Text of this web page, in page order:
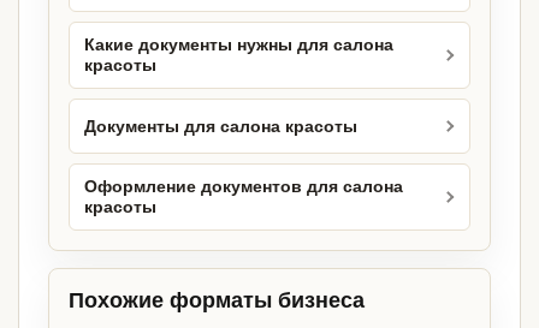
Какие документы нужны для салона
красоты
Документы для салона красоты
Оформление документов для салона
красоты
Похожие форматы бизнеса